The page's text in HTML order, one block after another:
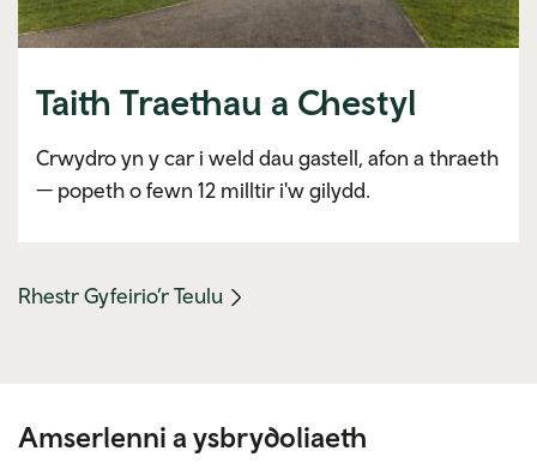
Taith Traethau a Chestyl
Crwydro yn y car i weld dau gastell, afon a thraeth
— popeth o fewn 12 milltir i'w gilydd.
Rhestr Gyfeirio’r Teulu
Amserlenni a ysbrydoliaeth